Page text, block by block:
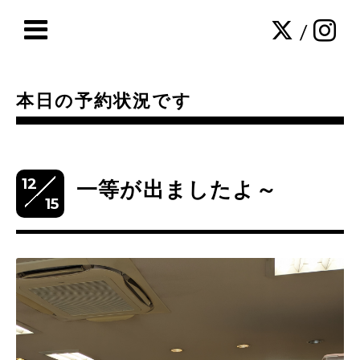
/
本日の予約状況です
12
15
一等が出ましたよ～